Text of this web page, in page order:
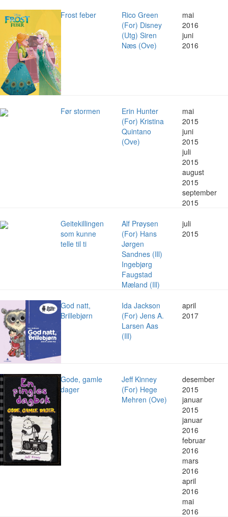
Frost feber
Rico Green
(For) Disney
(Utg) Siren
Næs (Ove)
mai
2016
juni
2016
Før stormen
Erin Hunter
(For) Kristina
Quintano
(Ove)
mai
2015
juni
2015
juli
2015
august
2015
september
2015
Geitekillingen
som kunne
telle til ti
Alf Prøysen
(For) Hans
Jørgen
Sandnes (Ill)
Ingebjørg
Faugstad
Mæland (Ill)
juli
2015
God natt,
Brillebjørn
Ida Jackson
(For) Jens A.
Larsen Aas
(Ill)
april
2017
Gode, gamle
dager
Jeff Kinney
(For) Hege
Mehren (Ove)
desember
2015
januar
2015
januar
2016
februar
2016
mars
2016
april
2016
mai
2016